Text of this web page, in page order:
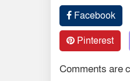
Facebook
Pinterest
Comments are